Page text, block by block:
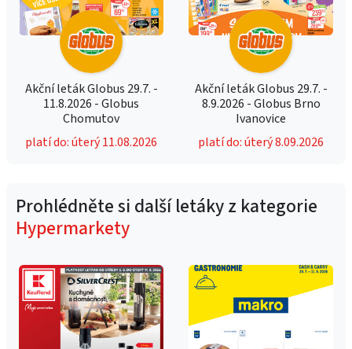
Akční leták Globus 29.7. -
11.8.2026 - Globus
Chomutov
platí do: úterý 11.08.2026
Akční leták Globus 29.7. -
8.9.2026 - Globus Brno
Ivanovice
platí do: úterý 8.09.2026
Prohlédněte si další letáky z kategorie
Hypermarkety